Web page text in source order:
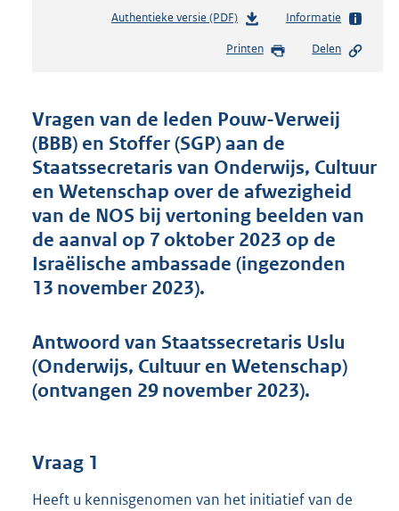
Authentieke versie (PDF)b
s
d
s
g
r
o
t
t
1
b
Informatie
Printen Delen
Vragen van de leden Pouw-Verweij
(BBB) en Stoffer (SGP) aan de
Staatssecretaris van Onderwijs, Cultuur
en Wetenschap over de afwezigheid
van de NOS bij vertoning beelden van
de aanval op 7 oktober 2023 op de
Israëlische ambassade (ingezonden
13 november 2023).
Antwoord van Staatssecretaris Uslu
(Onderwijs, Cultuur en Wetenschap)
(ontvangen 29 november 2023).
Vraag 1
Heeft u kennisgenomen van het initiatief van de